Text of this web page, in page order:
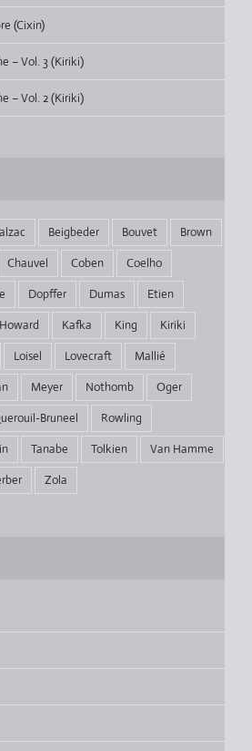
(Cixin)
– Vol. 3 (Kiriki)
– Vol. 2 (Kiriki)
Beigbeder Bouvet
Brown
Chauvel Coben
Coelho
Dopffer Dumas
Etien
Howard Kafka King
Kiriki
Loisel Lovecraft
Mallié
Meyer Nothomb
Oger
Bruneel
Rowling
Tanabe Tolkien
Van Hamme
Zola